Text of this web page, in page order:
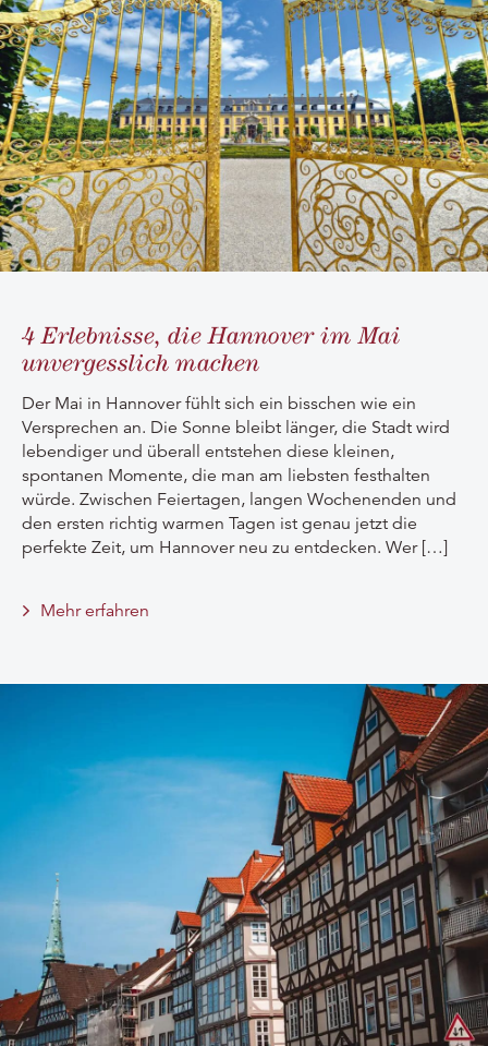
4 Erlebnisse, die Hannover im Mai
unvergesslich machen
Der Mai in Hannover fühlt sich ein bisschen wie ein
Versprechen an. Die Sonne bleibt länger, die Stadt wird
lebendiger und überall entstehen diese kleinen,
spontanen Momente, die man am liebsten festhalten
würde. Zwischen Feiertagen, langen Wochenenden und
den ersten richtig warmen Tagen ist genau jetzt die
perfekte Zeit, um Hannover neu zu entdecken. Wer […]
Mehr erfahren